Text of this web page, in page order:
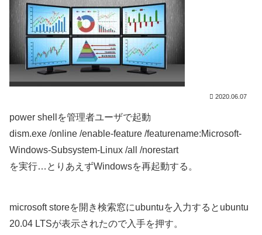
2020.06.07
power shellを管理者ユーザで起動
dism.exe /online /enable-feature /featurename:Microsoft-
Windows-Subsystem-Linux /all /norestart
を実行…とりあえずWindowsを再起動する。
microsoft storeを開き検索窓にubuntuを入力するとubuntu
20.04 LTSが表示されたので入手を押す。